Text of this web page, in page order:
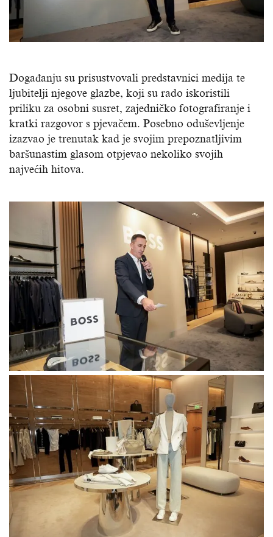
Događanju su prisustvovali predstavnici medija te
ljubitelji njegove glazbe, koji su rado iskoristili
priliku za osobni susret, zajedničko fotografiranje i
kratki razgovor s pjevačem. Posebno oduševljenje
izazvao je trenutak kad je svojim prepoznatljivim
baršunastim glasom otpjevao nekoliko svojih
najvećih hitova.